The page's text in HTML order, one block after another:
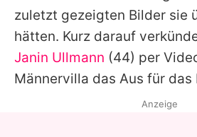
zuletzt gezeigten Bilder sie
hätten. Kurz darauf
Janin Ullmann (44) per
Männervilla das Aus für das
Anzeige